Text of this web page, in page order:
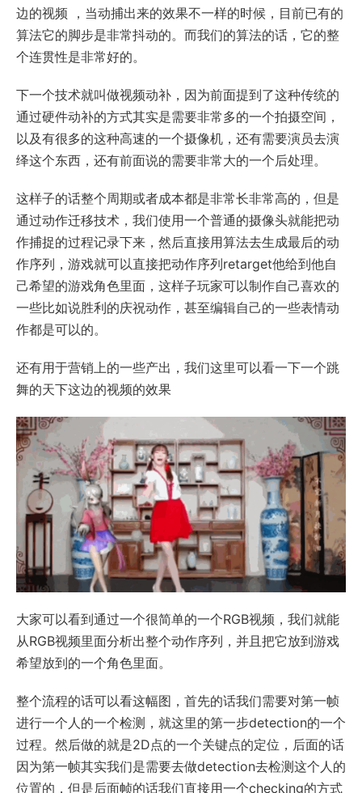
边的视频 ，当动捕出来的效果不一样的时候，目前已有的
算法它的脚步是非常抖动的。而我们的算法的话，它的整
个连贯性是非常好的。
下一个技术就叫做视频动补，因为前面提到了这种传统的
通过硬件动补的方式其实是需要非常多的一个拍摄空间，
以及有很多的这种高速的一个摄像机，还有需要演员去演
绎这个东西，还有前面说的需要非常大的一个后处理。
这样子的话整个周期或者成本都是非常长非常高的，但是
通过动作迁移技术，我们使用一个普通的摄像头就能把动
作捕捉的过程记录下来，然后直接用算法去生成最后的动
作序列，游戏就可以直接把动作序列retarget他给到他自
己希望的游戏角色里面，这样子玩家可以制作自己喜欢的
一些比如说胜利的庆祝动作，甚至编辑自己的一些表情动
作都是可以的。
还有用于营销上的一些产出，我们这里可以看一下一个跳
舞的天下这边的视频的效果
大家可以看到通过一个很简单的一个RGB视频，我们就能
从RGB视频里面分析出整个动作序列，并且把它放到游戏
希望放到的一个角色里面。
整个流程的话可以看这幅图，首先的话我们需要对第一帧
进行一个人的一个检测，就这里的第一步detection的一个
过程。然后做的就是2D点的一个关键点的定位，后面的话
因为第一帧其实我们是需要去做detection去检测这个人的
位置的，但是后面帧的话我们直接用一个checking的方式